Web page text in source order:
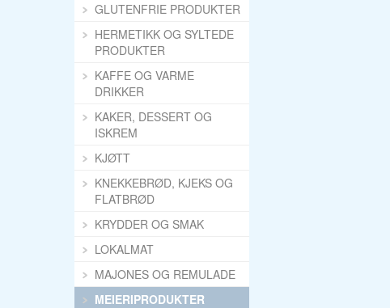
GLUTENFRIE PRODUKTER
HERMETIKK OG SYLTEDE
PRODUKTER
KAFFE OG VARME
DRIKKER
KAKER, DESSERT OG
ISKREM
KJØTT
KNEKKEBRØD, KJEKS OG
FLATBRØD
KRYDDER OG SMAK
LOKALMAT
MAJONES OG REMULADE
MEIERIPRODUKTER